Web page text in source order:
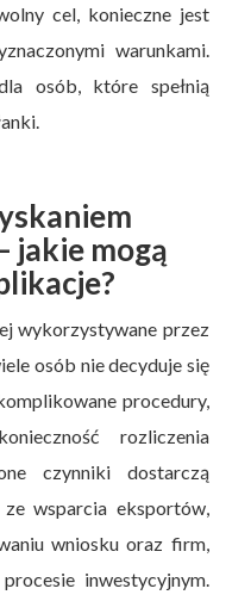
cel, konieczne jest
warunkami.
osób, które spełnią
jakie mogą
wykorzystywane przez
osób nie decyduje się
procedury,
rozliczenia
czynniki dostarczą
wsparcia eksportów,
wniosku oraz firm,
inwestycyjnym.